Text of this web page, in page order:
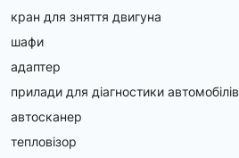
кран для зняття двигуна
шафи
адаптер
прилади для діагностики автомобілів
автосканер
тепловізор